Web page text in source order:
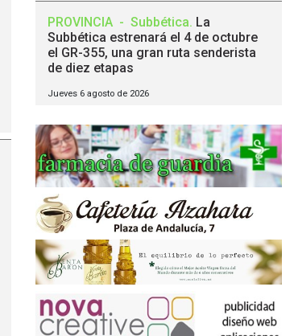
PROVINCIA - Subbética. La
Subbética estrenará el 4 de octubre
el GR-355, una gran ruta senderista
de diez etapas
Jueves 6 agosto de 2026